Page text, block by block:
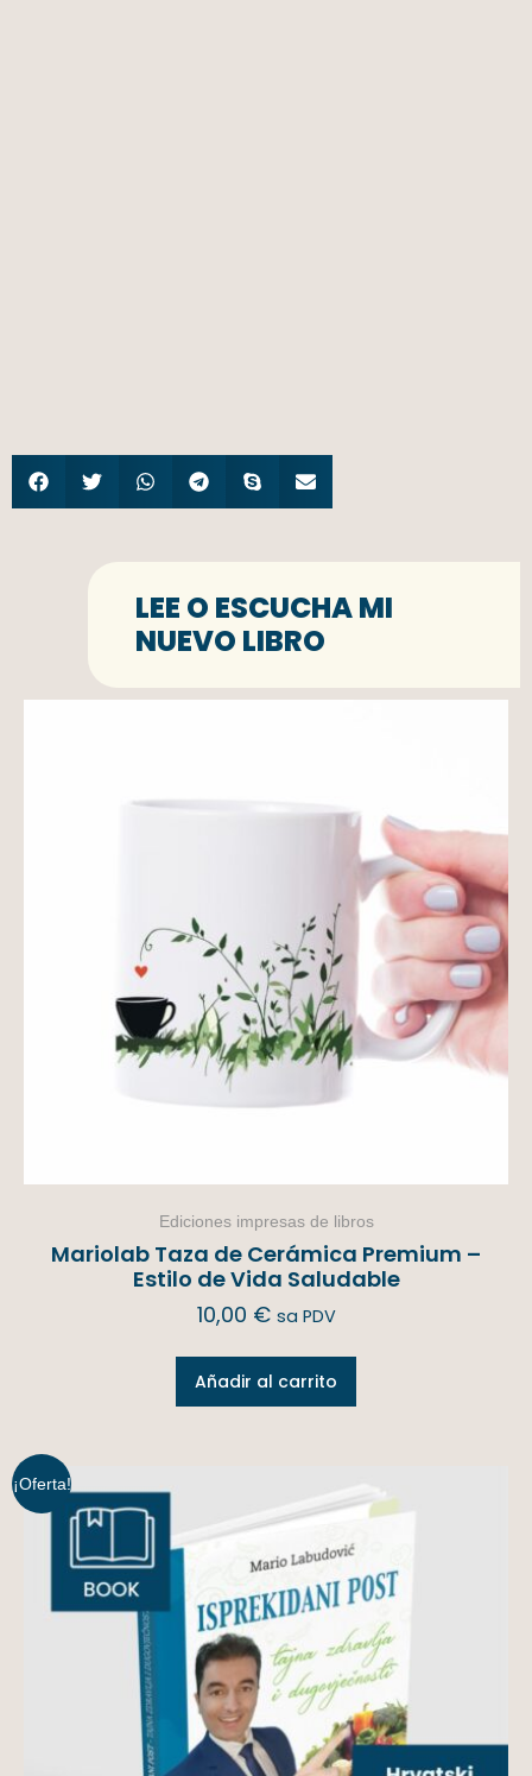
LEE O ESCUCHA MI
NUEVO LIBRO
Ediciones impresas de libros
Mariolab Taza de Cerámica Premium –
Estilo de Vida Saludable
10,00 € sa PDV
Añadir al carrito
¡Oferta!